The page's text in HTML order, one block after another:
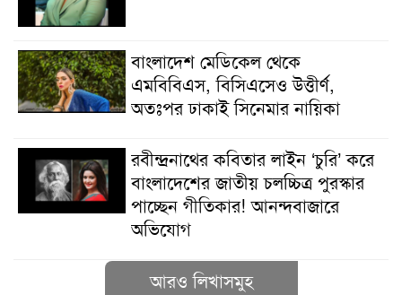
বাংলাদেশ মেডিকেল থেকে
এমবিবিএস, বিসিএসেও উত্তীর্ণ,
অতঃপর ঢাকাই সিনেমার নায়িকা
রবীন্দ্রনাথের কবিতার লাইন ‘চুরি’ করে
বাংলাদেশের জাতীয় চলচ্চিত্র পুরস্কার
পাচ্ছেন গীতিকার! আনন্দবাজারে
অভিযোগ
আরও লিখাসমুহ